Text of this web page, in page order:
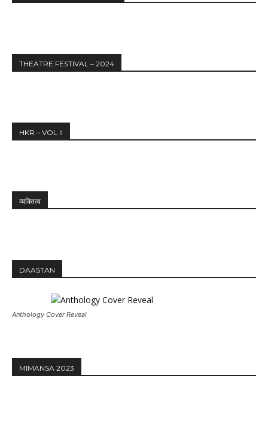
THEATRE FESTIVAL – 2024
HKR – VOL II
व्यक्तित्व
DAASTAN
Anthology Cover Reveal
MIMANSA 2023